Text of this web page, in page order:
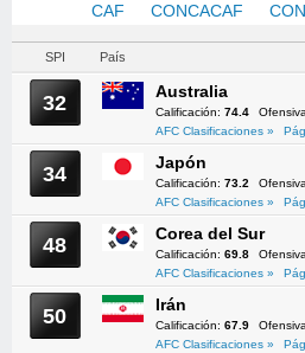
CAF CONCACAF
SPI País
32 Australia
Calificación: 74.4
AFC Clasificaciones »
34 Japón
Calificación: 73.2
AFC Clasificaciones »
48 Corea del Sur
Calificación: 69.8
AFC Clasificaciones »
50 Irán
Calificación: 67.9
AFC Clasificaciones »